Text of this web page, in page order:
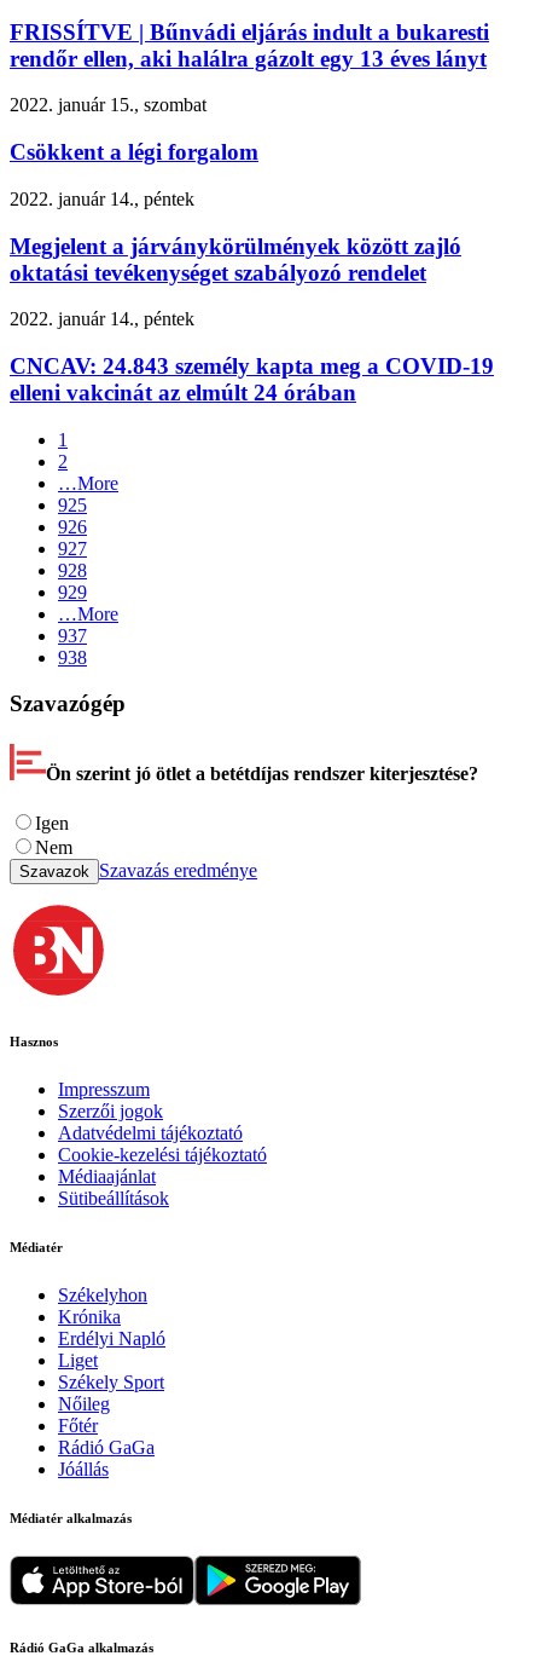
FRISSÍTVE | Bűnvádi eljárás indult a bukaresti
rendőr ellen, aki halálra gázolt egy 13 éves lányt
2022. január 15., szombat
Csökkent a légi forgalom
2022. január 14., péntek
Megjelent a járványkörülmények között zajló
oktatási tevékenységet szabályozó rendelet
2022. január 14., péntek
CNCAV: 24.843 személy kapta meg a COVID-19
elleni vakcinát az elmúlt 24 órában
1
2
…More
925
926
927
928
929
…More
937
938
Szavazógép
Ön szerint jó ötlet a betétdíjas rendszer kiterjesztése?
Igen
Nem
Szavazok Szavazás eredménye
Hasznos
Impresszum
Szerzői jogok
Adatvédelmi tájékoztató
Cookie-kezelési tájékoztató
Médiaajánlat
Sütibeállítások
Médiatér
Székelyhon
Krónika
Erdélyi Napló
Liget
Székely Sport
Nőileg
Főtér
Rádió GaGa
Jóállás
Médiatér alkalmazás
Rádió GaGa alkalmazás